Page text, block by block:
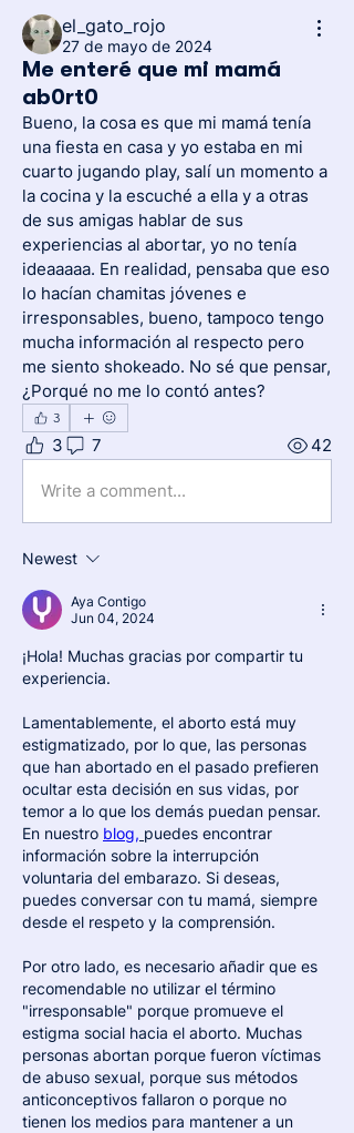
el_gato_rojo
27 de mayo de 2024
Me enteré que mi mamá
ab0rt0
Bueno, la cosa es que mi mamá tenía
una fiesta en casa y yo estaba en mi
cuarto jugando play, salí un momento a
la cocina y la escuché a ella y a otras
de sus amigas hablar de sus
experiencias al abortar, yo no tenía
ideaaaaa. En realidad, pensaba que eso
lo hacían chamitas jóvenes e
irresponsables, bueno, tampoco tengo
mucha información al respecto pero
me siento shokeado. No sé que pensar,
¿Porqué no me lo contó antes?
3
3 7 42
Write a comment...
Newest
Aya Contigo
Jun 04, 2024
¡Hola! Muchas gracias por compartir tu
experiencia.
Lamentablemente, el aborto está muy
estigmatizado, por lo que, las personas
que han abortado en el pasado prefieren
ocultar esta decisión en sus vidas, por
temor a lo que los demás puedan pensar.
En nuestro blog, puedes encontrar
información sobre la interrupción
voluntaria del embarazo. Si deseas,
puedes conversar con tu mamá, siempre
desde el respeto y la comprensión.
Por otro lado, es necesario añadir que es
recomendable no utilizar el término
"irresponsable" porque promueve el
estigma social hacia el aborto. Muchas
personas abortan porque fueron víctimas
de abuso sexual, porque sus métodos
anticonceptivos fallaron o porque no
tienen los medios para mantener a un